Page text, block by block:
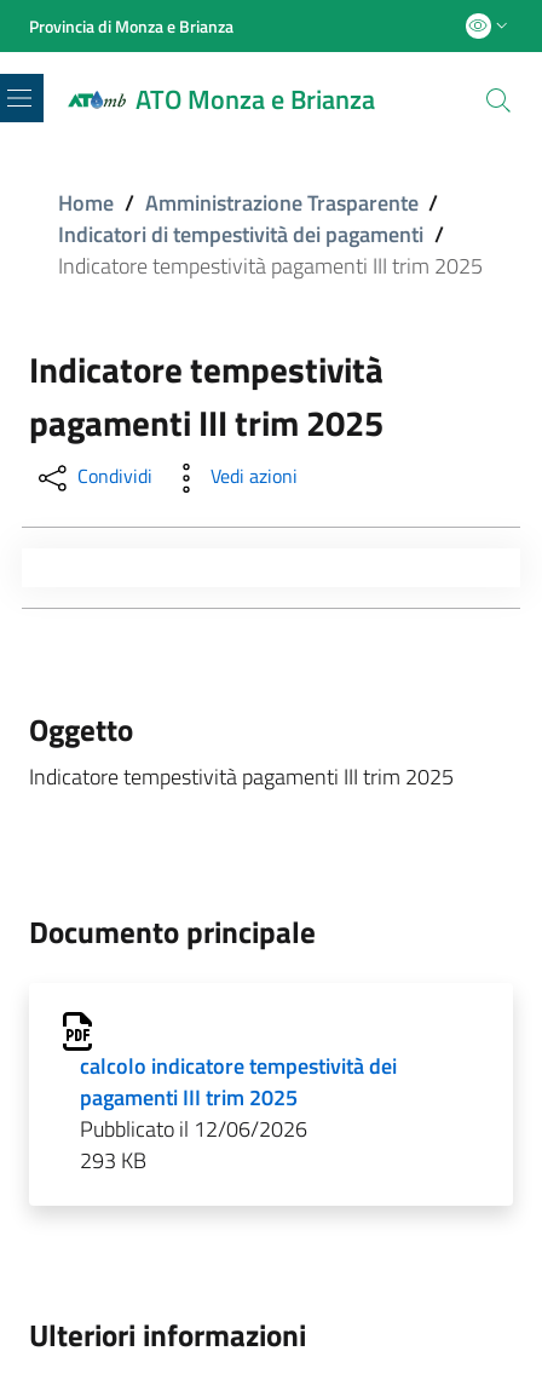
Provincia di Monza e Brianza
ATO Monza e Brianza
Menu
Home / Amministrazione Trasparente /
Indicatori di tempestività dei pagamenti /
Indicatore tempestività pagamenti III trim 2025
Indicatore tempestività
pagamenti III trim 2025
Condividi Vedi azioni
Oggetto
Indicatore tempestività pagamenti III trim 2025
Documento principale
calcolo indicatore tempestività dei
pagamenti III trim 2025
Pubblicato il 12/06/2026
293 KB
Ulteriori informazioni